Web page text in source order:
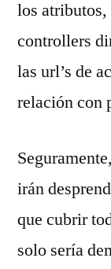
los
controllers
las url’s de
relación con
irán
que cubrir
solo sería